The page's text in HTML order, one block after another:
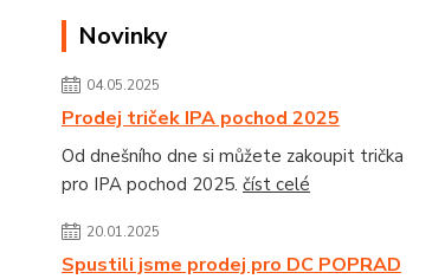
Novinky
04.05.2025
Prodej triček IPA pochod 2025
Od dnešního dne si můžete zakoupit trička
pro IPA pochod 2025. číst celé
20.01.2025
Spustili jsme prodej pro DC POPRAD